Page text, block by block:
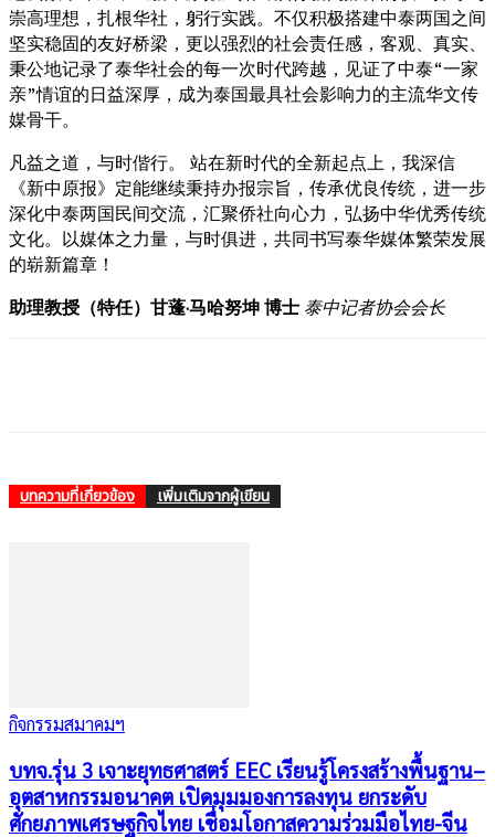
崇高理想，扎根华社，躬行实践。不仅积极搭建中泰两国之间
坚实稳固的友好桥梁，更以强烈的社会责任感，客观、真实、
秉公地记录了泰华社会的每一次时代跨越，见证了中泰“一家
亲”情谊的日益深厚，成为泰国最具社会影响力的主流华文传
媒骨干。
凡益之道，与时偕行。 站在新时代的全新起点上，我深信
《新中原报》定能继续秉持办报宗旨，传承优良传统，进一步
深化中泰两国民间交流，汇聚侨社向心力，弘扬中华优秀传统
文化。以媒体之力量，与时俱进，共同书写泰华媒体繁荣发展
的崭新篇章！
助理教授（特任）甘蓬·马哈努坤博士 泰中记者协会会长
บทความที่เกี่ยวข้อง เพิ่มเติมจากผู้เขียน
กิจกรรมสมาคมฯ
บทจ.รุ่น 3 เจาะยุทธศาสตร์ EEC เรียนรู้โครงสร้างพื้นฐาน–
อุตสาหกรรมอนาคต เปิดมุมมองการลงทุน ยกระดับ
ศักยภาพเศรษฐกิจไทย เชื่อมโอกาสความร่วมมือไทย-จีน